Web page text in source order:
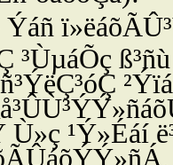
³ÙµáÕç
Ù»ç ¹Ý»Éáí